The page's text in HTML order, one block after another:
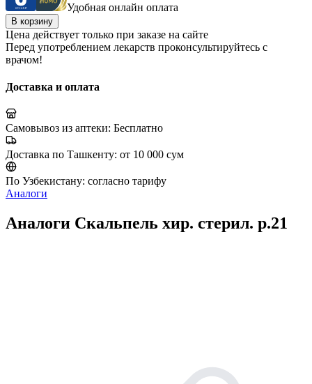
Удобная онлайн оплата
В корзину
Цена действует только при заказе на сайте
Перед употреблением лекарств проконсультируйтесь с
врачом!
Доставка и оплата
Самовывоз из аптеки: Бесплатно
Доставка по Ташкенту: от 10 000 сум
По Узбекистану: согласно тарифу
Аналоги
Аналоги Скальпель хир. стерил. р.21